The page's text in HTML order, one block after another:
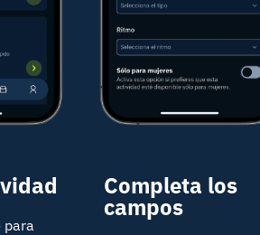
para
Completa los
campos